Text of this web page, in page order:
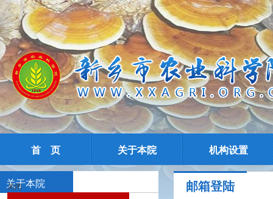
首 页 关于本院 机构设置
关于本院 邮箱登陆
关闭